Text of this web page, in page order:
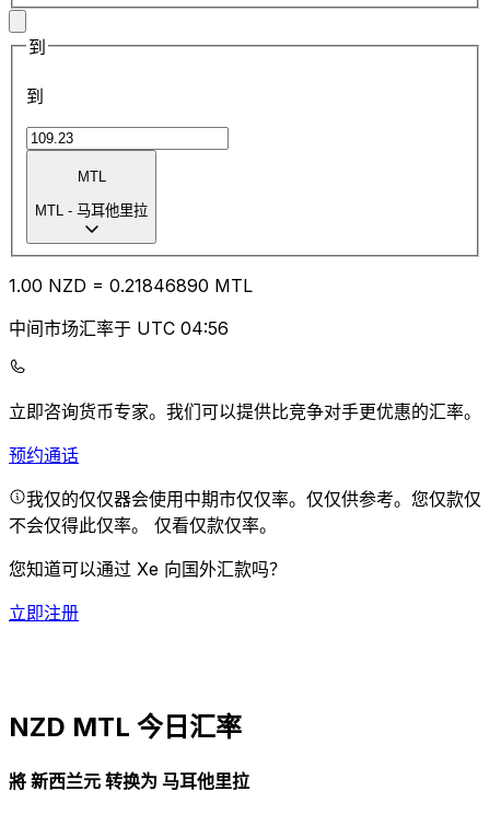
到
到
MTL
MTL - 马耳他里拉
1.00 NZD = 0.21846890 MTL
中间市场汇率于 UTC 04:56
立即咨询货币专家。 我们可以提供比竞争对手更优惠的汇率。
预约通话
我仅的仅仅器会使用中期市仅仅率。仅仅供参考。您仅款仅
不会仅得此仅率。 仅看仅款仅率。
您知道可以通过 Xe 向国外汇款吗？
立即注册
NZD MTL 今日汇率
將 新西兰元 转换为 马耳他里拉